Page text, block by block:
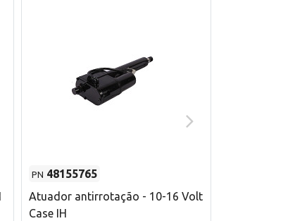
PN 48155765
Atuador antirrotação - 10-16 Volt
Case IH